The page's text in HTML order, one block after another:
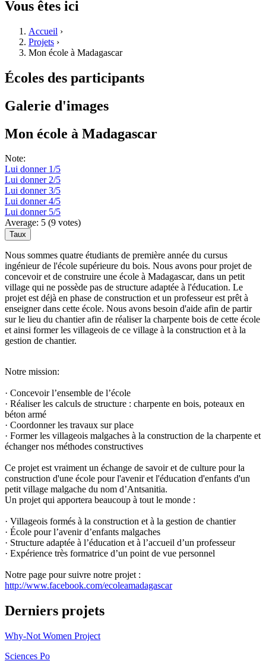
Vous êtes ici
Accueil ›
Projets ›
Mon école à Madagascar
Écoles des participants
Galerie d'images
Mon école à Madagascar
Note:
Lui donner 1/5
Lui donner 2/5
Lui donner 3/5
Lui donner 4/5
Lui donner 5/5
Average: 5 (9 votes)
Nous sommes quatre étudiants de première année du cursus
ingénieur de l'école supérieure du bois. Nous avons pour projet de
concevoir et de construire une école à Madagascar, dans un petit
village qui ne possède pas de structure adaptée à l'éducation. Le
projet est déjà en phase de construction et un professeur est prêt à
enseigner dans cette école. Nous avons besoin d'aide afin de partir
sur le lieu du chantier afin de réaliser la charpente bois de cette école
et ainsi former les villageois de ce village à la construction et à la
gestion de chantier.
Notre mission:
· Concevoir l’ensemble de l’école
· Réaliser les calculs de structure : charpente en bois, poteaux en
béton armé
· Coordonner les travaux sur place
· Former les villageois malgaches à la construction de la charpente et
échanger nos méthodes constructives
Ce projet est vraiment un échange de savoir et de culture pour la
construction d'une école pour l'avenir et l'éducation d'enfants d'un
petit village malgache du nom d’Antsanitia.
Un projet qui apportera beaucoup à tout le monde :
· Villageois formés à la construction et à la gestion de chantier
· École pour l’avenir d’enfants malgaches
· Structure adaptée à l’éducation et à l’accueil d’un professeur
· Expérience très formatrice d’un point de vue personnel
Notre page pour suivre notre projet :
http://www.facebook.com/ecoleamadagascar
Derniers projets
Why-Not Women Project
Sciences Po